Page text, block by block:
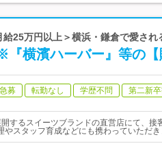
25万円以上＞横浜・鎌倉で愛され
横濱ハーバー』等の【
急募 転勤なし 学歴不問 第二新
するスイーツブランドの直営店にて、
やスタッフ育成などにも携わっていただき